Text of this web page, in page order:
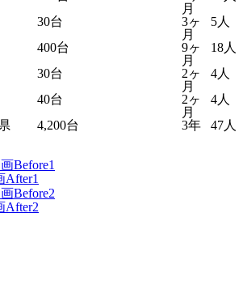
月
30台
3ヶ
月
5人
400台
9ヶ
月
18人
30台
2ヶ
月
4人
40台
2ヶ
月
4人
4,200台 3年
47人